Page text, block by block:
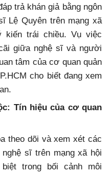
trả khán giả bằng ngôn
Lệ Quyên trên mạng xã
kiến trái chiều. Vụ việc
giữa nghệ sĩ và người
tâm của cơ quan quản
cho biết đang xem
Tín hiệu của cơ quan
theo dõi và xem xét các
sĩ trên mạng xã hội
trong bối cảnh môi